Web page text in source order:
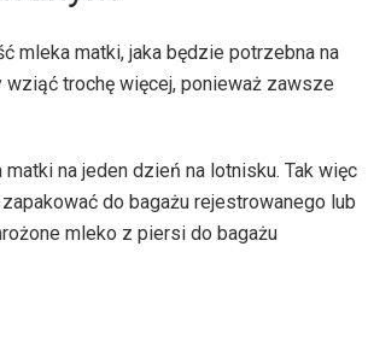
mleka matki, jaka będzie potrzebna na
wziąć trochę więcej, ponieważ zawsze
na jeden dzień na lotnisku. Tak więc
do bagażu rejestrowanego lub
mleko z piersi do bagażu